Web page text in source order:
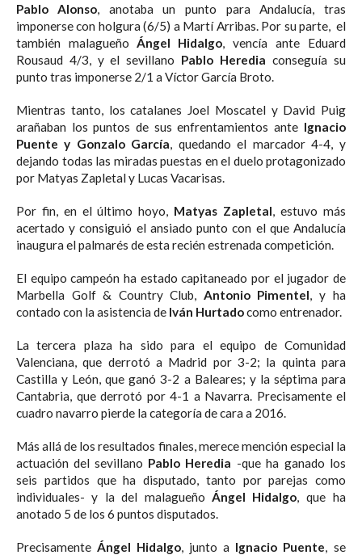
Pablo Alonso, anotaba un punto para Andalucía, tras
imponerse con holgura (6/5) a Martí Arribas. Por su parte, el
también malagueño Ángel Hidalgo, vencía ante Eduard
Rousaud 4/3, y el sevillano Pablo Heredia conseguía su
punto tras imponerse 2/1 a Víctor García Broto.
Mientras tanto, los catalanes Joel Moscatel y David Puig
arañaban los puntos de sus enfrentamientos ante Ignacio
Puente y Gonzalo García, quedando el marcador 4-4, y
dejando todas las miradas puestas en el duelo protagonizado
por Matyas Zapletal y Lucas Vacarisas.
Por fin, en el último hoyo, Matyas Zapletal, estuvo más
acertado y consiguió el ansiado punto con el que Andalucía
inaugura el palmarés de esta recién estrenada competición.
El equipo campeón ha estado capitaneado por el jugador de
Marbella Golf & Country Club, Antonio Pimentel, y ha
contado con la asistencia de Iván Hurtadocomo entrenador.
La tercera plaza ha sido para el equipo de Comunidad
Valenciana, que derrotó a Madrid por 3-2; la quinta para
Castilla y León, que ganó 3-2 a Baleares; y la séptima para
Cantabria, que derrotó por 4-1 a Navarra. Precisamente el
cuadro navarro pierde la categoría de cara a 2016.
Más allá de los resultados finales, merece mención especial la
actuación del sevillano Pablo Heredia -que ha ganado los
seis partidos que ha disputado, tanto por parejas como
individuales- y la del malagueño Ángel Hidalgo, que ha
anotado 5 de los 6 puntos disputados.
Precisamente Ángel Hidalgo, junto a Ignacio Puente, se